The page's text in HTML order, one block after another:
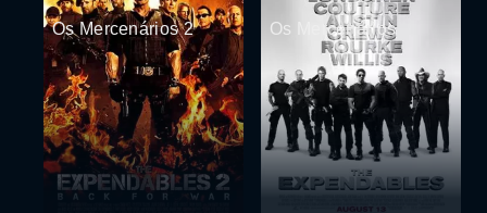
Os Mercenários 2 Os Mercenários